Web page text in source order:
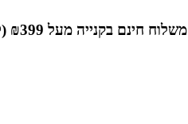
משלוח חינם בקנייה מעל ₪399 (לא כולל תמונות)